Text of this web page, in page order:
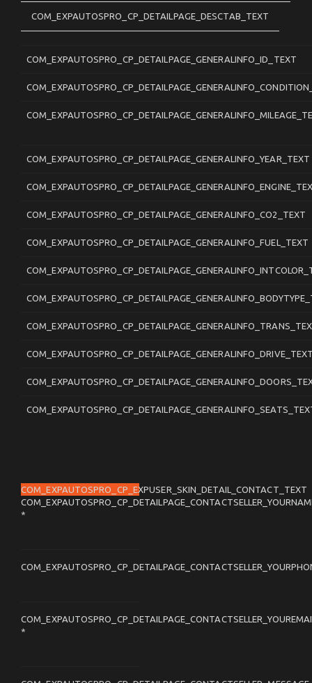
COM_EXPAUTOSPRO_CP_DETAILPAGE_DESCTAB_TEXT
COM_EXPAUTOSPRO_CP_DETAILPAGE_GENERALINFO_ID_TEXT
COM_EXPAUTOSPRO_CP_DETAILPAGE_GENERALINFO_YEAR_TEXT
COM_EXPAUTOSPRO_CP_DETAILPAGE_GENERALINFO_CO2_TEXT
COM_EXPAUTOSPRO_CP_DETAILPAGE_GENERALINFO_FUEL_TEXT
COM_EXPAUTOSPRO_CP_EXPUSER_SKIN_DETAIL_CONTACT_TEXT
*
*